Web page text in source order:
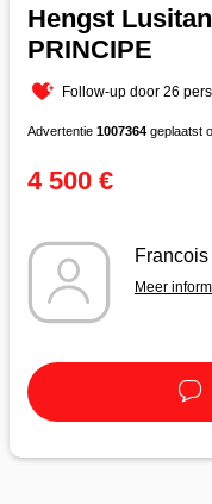
Hengst
PRINCIPE
Follow-up door 26
Advertentie 1007364 geplaatst
4 500 €
Francois
Meer